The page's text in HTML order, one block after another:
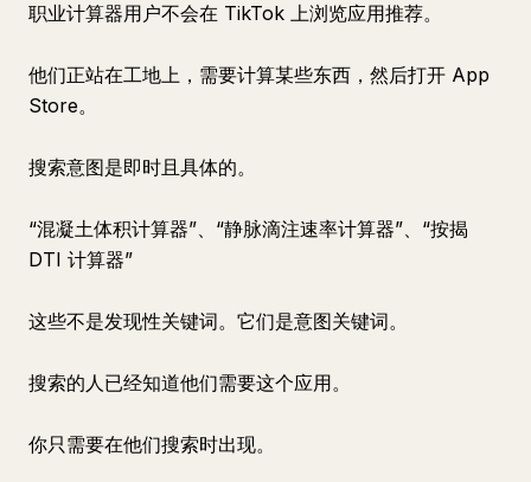
职业计算器用户不会在 TikTok 上浏览应用推荐。
他们正站在工地上，需要计算某些东西，然后打开 App
Store。
搜索意图是即时且具体的。
“混凝土体积计算器”、“静脉滴注速率计算器”、“按揭
DTI 计算器”
这些不是发现性关键词。它们是意图关键词。
搜索的人已经知道他们需要这个应用。
你只需要在他们搜索时出现。